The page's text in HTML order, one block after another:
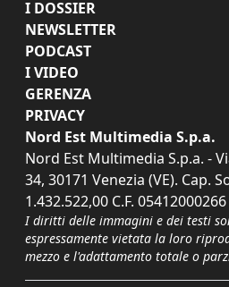
I DOSSIER
NEWSLETTER
PODCAST
I VIDEO
GERENZA
PRIVACY
Nord Est Multimedia S.p.a.
Nord Est Multimedia S.p.a. -
34, 30171 Venezia (VE). Cap.
1.432.522,00 C.F.
I diritti delle immagini e dei testi
espressamente vietata la loro
mezzo e l'adattamento totale o